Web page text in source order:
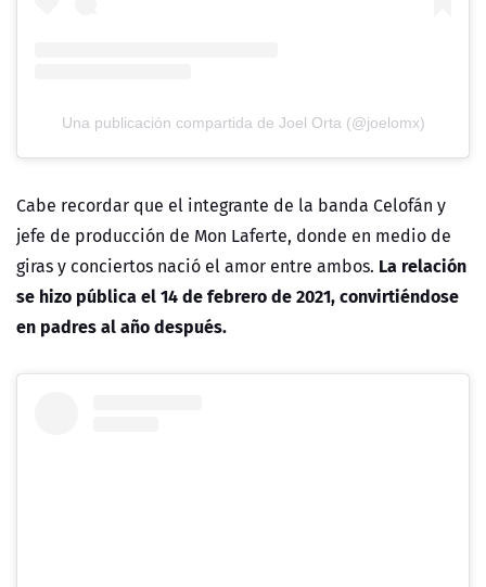
Una publicación compartida de Joel Orta (@joelomx)
Cabe recordar que el integrante de la banda Celofán y
jefe de producción de Mon Laferte, donde en medio de
giras y conciertos nació el amor entre ambos. La relación
se hizo pública el 14 de febrero de 2021, convirtiéndose
en padres al año después.